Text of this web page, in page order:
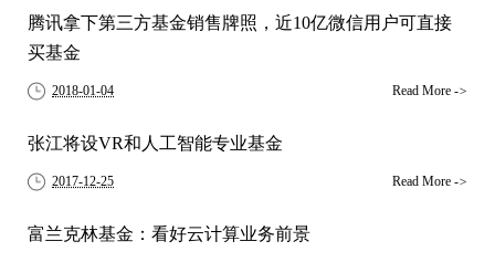
腾讯拿下第三方基金销售牌照，近10亿微信用户可直接
买基金
2018-01-04 Read More ->
张江将设VR和人工智能专业基金
2017-12-25 Read More ->
富兰克林基金：看好云计算业务前景